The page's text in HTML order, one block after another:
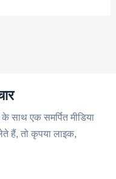
साथ एक समर्पित मीडिया
हैं, तो कृपया लाइक,